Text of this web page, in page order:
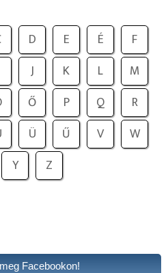
D E É
F
J K L
M
Ő P Q
R
Ü Ű V
W
Y Z
Facebookon!